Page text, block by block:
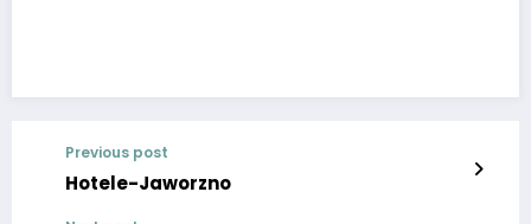
Previous post
Hotele-Jaworzno